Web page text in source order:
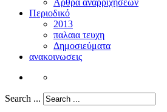
Αρθρα αναρριχήσεων
Περιοδικό
2013
παλαια τευχη
Δημοσιεύματα
ανακοινωσεις
Search ...